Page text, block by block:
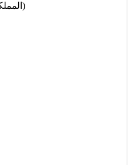
Saudi Arabia (المملكة العربية السعودية)